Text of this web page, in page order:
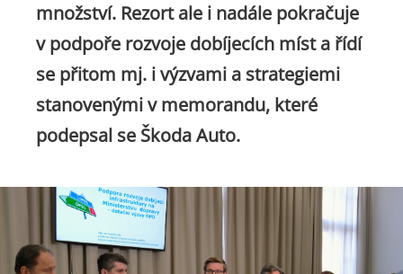
množství. Rezort ale i nadále pokračuje
v podpoře rozvoje dobíjecích míst a řídí
se přitom mj. i výzvami a strategiemi
stanovenými v memorandu, které
podepsal se Škoda Auto.